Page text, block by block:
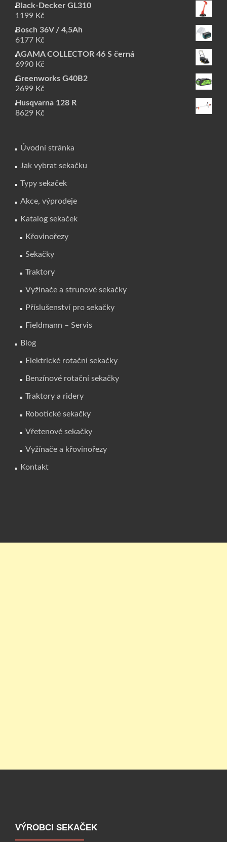
Black-Decker GL310
1199 Kč
Bosch 36V / 4,5Ah
6177 Kč
AGAMA COLLECTOR 46 S černá
6990 Kč
Greenworks G40B2
2699 Kč
Husqvarna 128 R
8629 Kč
Úvodní stránka
Jak vybrat sekačku
Typy sekaček
Akce, výprodeje
Katalog sekaček
Křovinořezy
Sekačky
Traktory
Vyžínače a strunové sekačky
Příslušenství pro sekačky
Fieldmann – Servis
Blog
Elektrické rotační sekačky
Benzínové rotační sekačky
Traktory a ridery
Robotické sekačky
Vřetenové sekačky
Vyžínače a křovinořezy
Kontakt
VÝROBCI SEKAČEK